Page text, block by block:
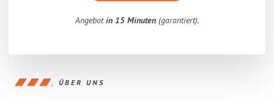
Angebotin 15 Minuten(garantiert).
ÜBER UNS